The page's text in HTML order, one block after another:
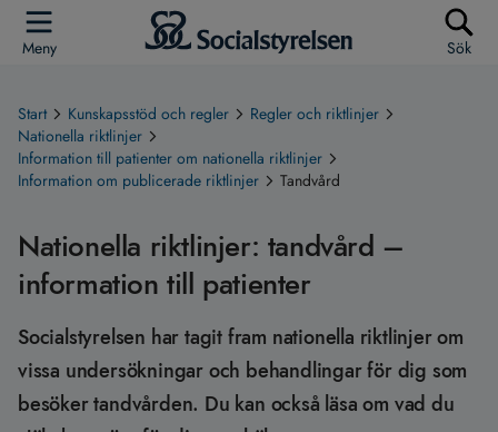
Meny Sök
Start Kunskapsstöd och regler
Regler och riktlinjer
Nationella riktlinjer
Information till patienter om nationella riktlinjer
Information om publicerade riktlinjer
Tandvård
Nationella riktlinjer: tandvård –
information till patienter
Socialstyrelsen har tagit fram nationella riktlinjer om
vissa undersökningar och behandlingar för dig som
besöker tandvården. Du kan också läsa om vad du